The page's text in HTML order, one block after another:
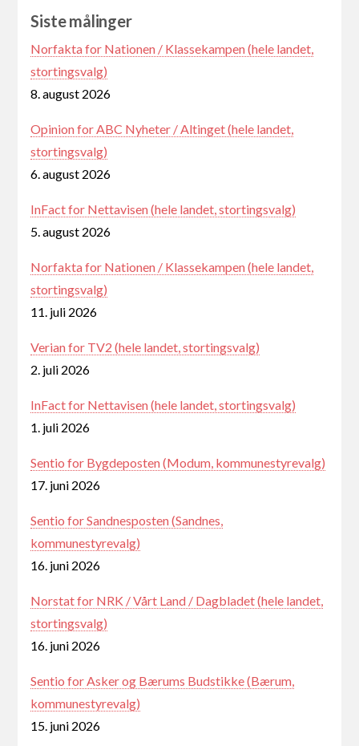
Siste målinger
Norfakta for Nationen / Klassekampen (hele landet,
stortingsvalg)
8. august 2026
Opinion for ABC Nyheter / Altinget (hele landet,
stortingsvalg)
6. august 2026
InFact for Nettavisen (hele landet, stortingsvalg)
5. august 2026
Norfakta for Nationen / Klassekampen (hele landet,
stortingsvalg)
11. juli 2026
Verian for TV2 (hele landet, stortingsvalg)
2. juli 2026
InFact for Nettavisen (hele landet, stortingsvalg)
1. juli 2026
Sentio for Bygdeposten (Modum, kommunestyrevalg)
17. juni 2026
Sentio for Sandnesposten (Sandnes,
kommunestyrevalg)
16. juni 2026
Norstat for NRK / Vårt Land / Dagbladet (hele landet,
stortingsvalg)
16. juni 2026
Sentio for Asker og Bærums Budstikke (Bærum,
kommunestyrevalg)
15. juni 2026